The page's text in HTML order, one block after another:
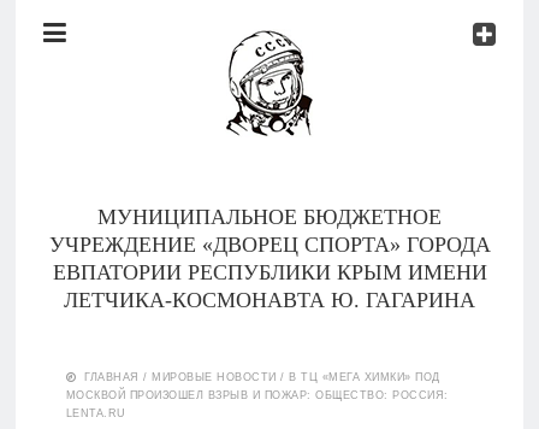
Документы
МУНИЦИПАЛЬНОЕ БЮДЖЕТНОЕ
УЧРЕЖДЕНИЕ «ДВОРЕЦ СПОРТА» ГОРОДА
ЕВПАТОРИИ РЕСПУБЛИКИ КРЫМ ИМЕНИ
ЛЕТЧИКА-КОСМОНАВТА Ю. ГАГАРИНА
Тренеры
ГЛАВНАЯ / МИРОВЫЕ НОВОСТИ / В ТЦ «МЕГА ХИМКИ» ПОД
МОСКВОЙ ПРОИЗОШЕЛ ВЗРЫВ И ПОЖАР: ОБЩЕСТВО: РОССИЯ:
LENTA.RU